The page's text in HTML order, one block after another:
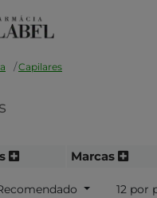
Capilares
Marcas
12 por